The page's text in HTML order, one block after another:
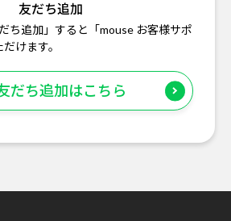
友だち追加
ち追加」すると「mouse お客様サポ
けます。
だち追加はこちら